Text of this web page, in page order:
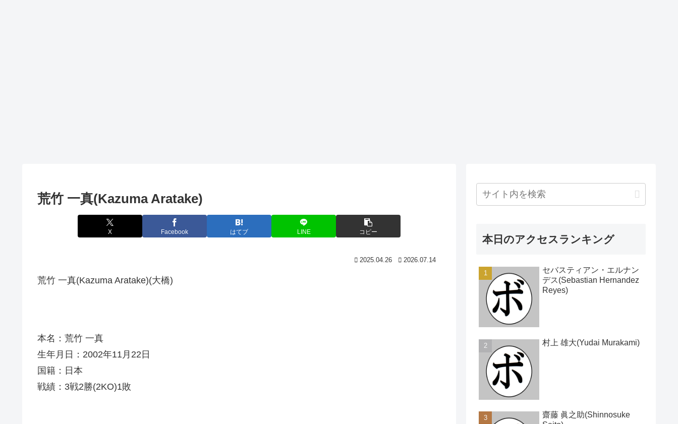
荒竹 一真(Kazuma Aratake)
X Facebook はてブ LINE コピー
2025.04.26 2026.07.14
荒竹 一真(Kazuma Aratake)(大橋)
本名：荒竹 一真
生年月日：2002年11月22日
国籍：日本
戦績：3戦2勝(2KO)1敗
本日のアクセスランキング
セバスティアン・エルナン
デス(Sebastian Hernandez
Reyes)
村上 雄大(Yudai Murakami)
齋藤 眞之助(Shinnosuke